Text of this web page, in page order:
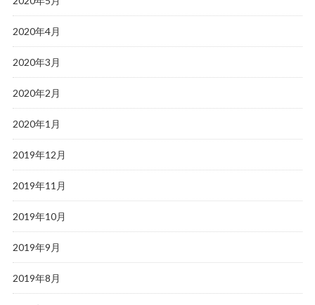
2020年4月
2020年3月
2020年2月
2020年1月
2019年12月
2019年11月
2019年10月
2019年9月
2019年8月